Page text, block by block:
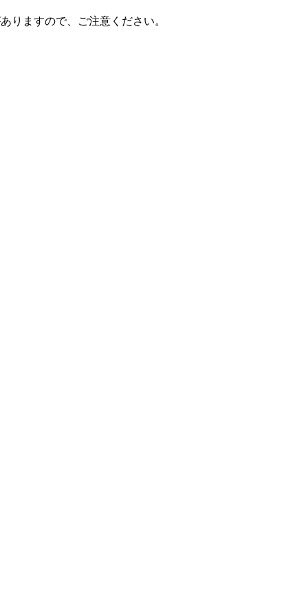
りますので、ご注意ください。